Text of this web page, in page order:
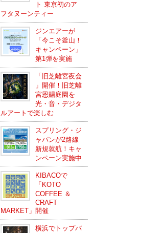
ト 東京初のア
フタヌーンティー
ジンエアーが
「今こそ釜山！
キャンペーン」
第1弾を実施
「旧芝離宮夜会
」開催！旧芝離
宮恩賜庭園を
光・音・デジタ
ルアートで楽しむ
スプリング・ジ
ャパンが2路線
新規就航！キャ
ンペーン実施中
KIBACOで
「KOTO
COFFEE ＆
CRAFT
MARKET」開催
横浜でトップバ